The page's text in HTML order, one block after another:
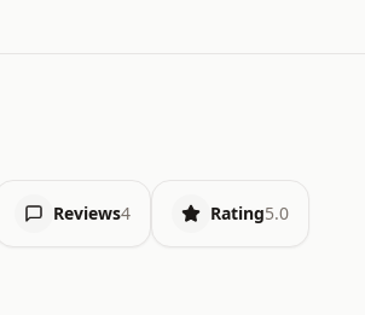
Reviews4 Rating5.0